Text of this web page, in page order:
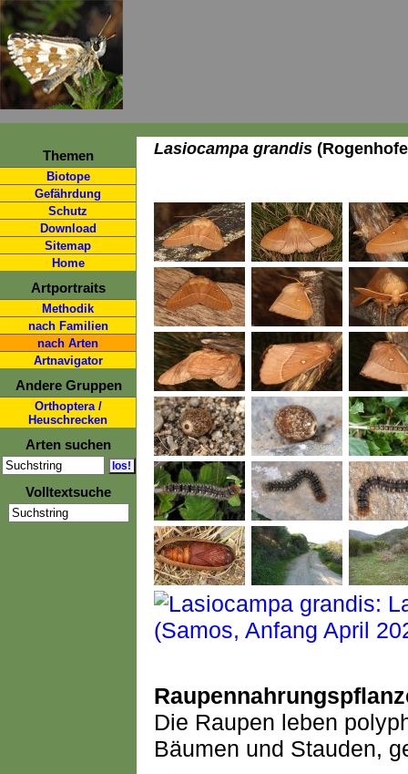
Themen
Biotope
Gefährdung
Schutz
Download
Sitemap
Home
Artportraits
Methodik
nach Familien
nach Arten
Artnavigator
Andere Gruppen
Orthoptera /
Heuschrecken
Arten suchen
Volltextsuche
Lasiocampa grandis
Die Raupen leben
Bäumen und Stauden,